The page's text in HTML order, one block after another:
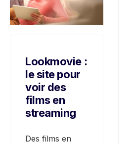
Lookmovie :
le site pour
voir des
films en
streaming
Des films en